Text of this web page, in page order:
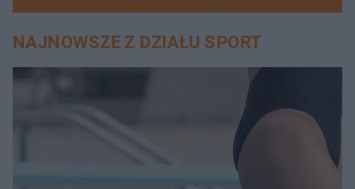
NAJNOWSZE Z DZIAŁU SPORT